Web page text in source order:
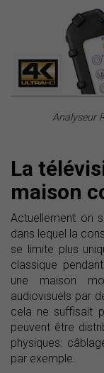
Analyseur
La
maison
Actuellement on
dans lequel la
se limite plus
classique
une maison
audiovisuels par
cela ne suffisait
peuvent être
physiques:
par exemple.